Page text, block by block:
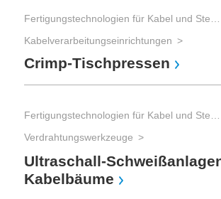
Kabelverarbeitungseinrichtungen
Crimp-Tischpressen
Verdrahtungswerkzeuge
Ultraschall-
Kabelbäume